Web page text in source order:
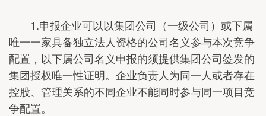
1.申报企业可以以集团公司（一级公司）或下属
唯一一家具备独立法人资格的公司名义参与本次竞争
配置，以下属公司名义申报的须提供集团公司签发的
集团授权唯一性证明。企业负责人为同一人或者存在
控股、管理关系的不同企业不能同时参与同一项目竞
争配置。